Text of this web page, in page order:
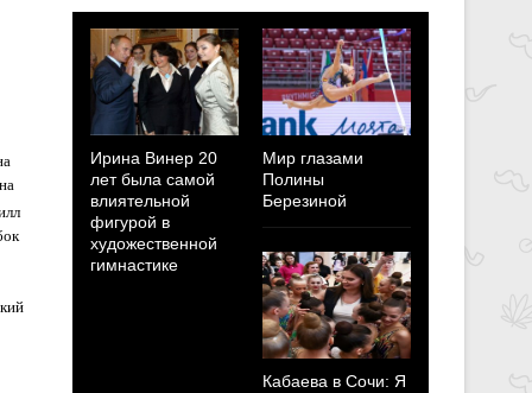
Ирина Винер 20
лет была самой
влиятельной
фигурой в
художественной
гимнастике
Мир глазами
Полины
Березиной
Кабаева в Сочи: Я